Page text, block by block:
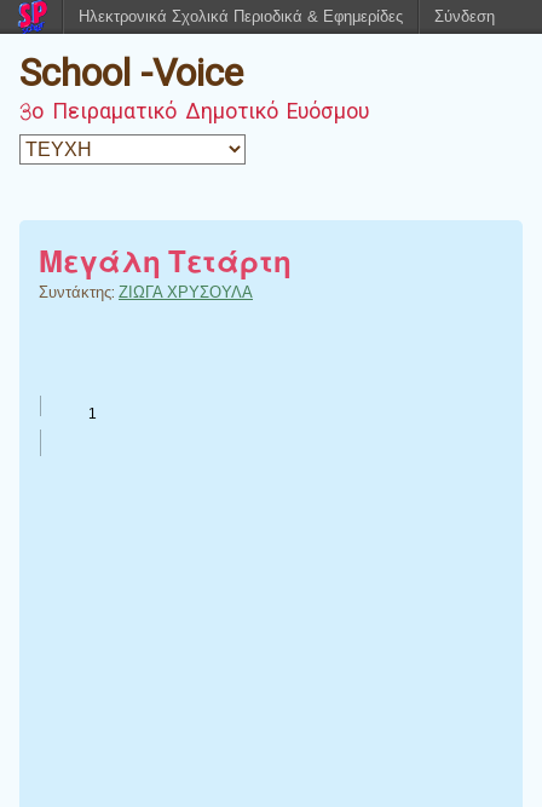
School -Voice
3ο Πειραματικό Δημοτικό Ευόσμου
Μεγάλη Τετάρτη
Συντάκτης: ΖΙΩΓΑ ΧΡΥΣΟΥΛΑ
Ηλεκτρονικά Σχολικά Περιοδικά & Εφημερίδες Σύνδεση